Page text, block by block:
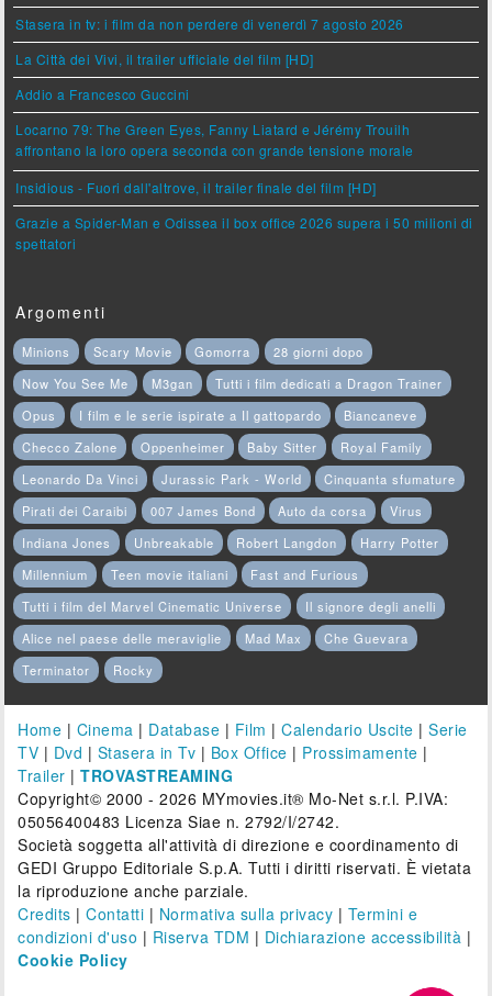
Stasera in tv: i film da non perdere di venerdì 7 agosto 2026
La Città dei Vivi, il trailer ufficiale del film [HD]
Addio a Francesco Guccini
Locarno 79: The Green Eyes, Fanny Liatard e Jérémy Trouilh
affrontano la loro opera seconda con grande tensione morale
Insidious - Fuori dall'altrove, il trailer finale del film [HD]
Grazie a Spider-Man e Odissea il box office 2026 supera i 50 milioni di
spettatori
Argomenti
Minions Scary Movie Gomorra
28 giorni dopo
Now You See Me
M3gan
Tutti i film dedicati a Dragon Trainer
Opus
I film e le serie ispirate a Il gattopardo
Biancaneve
Checco Zalone
Oppenheimer Baby Sitter
Royal Family
Leonardo Da Vinci
Jurassic Park - World
Cinquanta sfumature
Pirati dei Caraibi
007 James Bond Auto da corsa
Virus
Indiana Jones
Unbreakable Robert Langdon
Harry Potter
Millennium
Teen movie italiani
Fast and Furious
Tutti i film del Marvel Cinematic Universe
Il signore degli anelli
Alice nel paese delle meraviglie
Mad Max
Che Guevara
Terminator
Rocky
Home | Cinema | Database | Film |Calendario Uscite |Serie
TV | Dvd | Stasera in Tv | Box Office | Prossimamente |
Trailer |TROVASTREAMING
Copyright© 2000 - 2026 MYmovies.it® Mo-Net s.r.l. P.IVA:
05056400483 Licenza Siae n. 2792/I/2742.
Società soggetta all'attività di direzione e coordinamento di
GEDI Gruppo Editoriale S.p.A. Tutti i diritti riservati. È vietata
la riproduzione anche parziale.
Credits |Contatti | Normativa sulla privacy | Termini e
condizioni d'uso | Riserva TDM | Dichiarazione accessibilità |
Cookie Policy